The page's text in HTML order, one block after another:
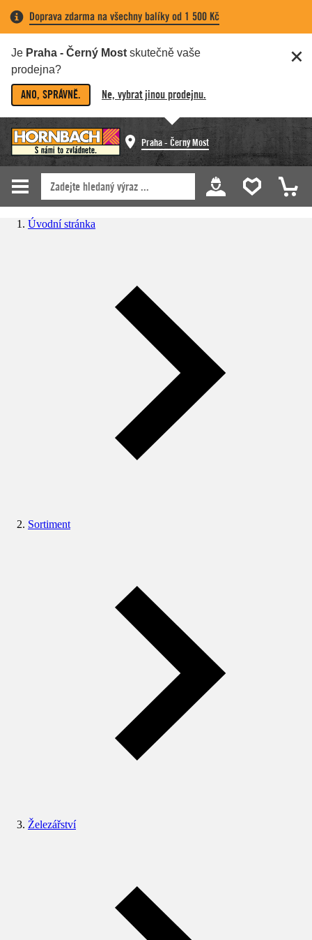
Doprava zdarma na všechny balíky od 1 500 Kč
Je Praha - Černý Most skutečně vaše
prodejna?
ANO, SPRÁVNĚ. Ne, vybrat jinou prodejnu.
Praha - Černý Most
Úvodní stránka
Sortiment
Železářství